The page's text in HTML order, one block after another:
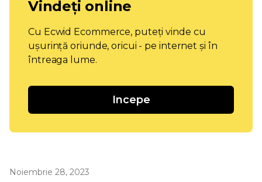
Vindeți online
Cu Ecwid Ecommerce, puteți vinde cu
ușurință oriunde, oricui - pe internet și în
întreaga lume.
Incepe
Noiembrie 28, 2023